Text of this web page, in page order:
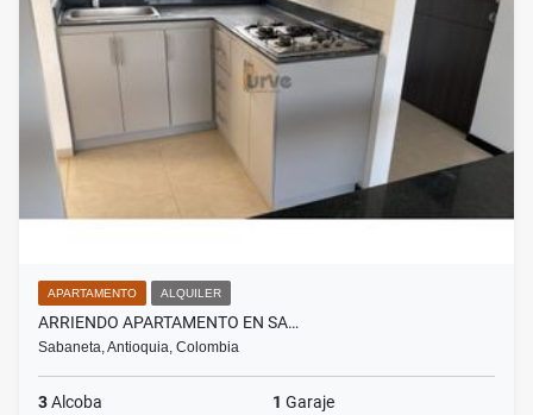
APARTAMENTO ALQUILER
ARRIENDO APARTAMENTO EN SA…
Sabaneta, Antioquia, Colombia
3Alcoba 1 Garaje